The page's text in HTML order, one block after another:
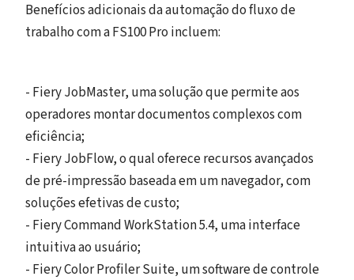
Benefícios adicionais da automação do fluxo de
trabalho com a FS100 Pro incluem:
- Fiery JobMaster, uma solução que permite aos
operadores montar documentos complexos com
eficiência;
- Fiery JobFlow, o qual oferece recursos avançados
de pré-impressão baseada em um navegador, com
soluções efetivas de custo;
- Fiery Command WorkStation 5.4, uma interface
intuitiva ao usuário;
- Fiery Color Profiler Suite, um software de controle